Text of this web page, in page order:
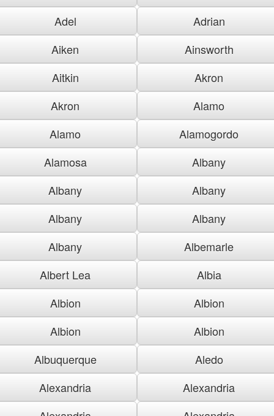
Adel
Adrian
Aiken
Ainsworth
Aitkin
Akron
Akron
Alamo
Alamo
Alamogordo
Alamosa
Albany
Albany
Albany
Albany
Albany
Albany
Albemarle
Albert Lea
Albia
Albion
Albion
Albion
Albion
Albuquerque
Aledo
Alexandria
Alexandria